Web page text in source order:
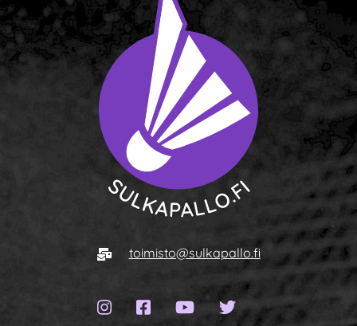
Sähköposti
toimisto@sulkapallo.fi
Instagram-sivu
Facebook-sivu
YouTube-kanava
Twitter-sivu